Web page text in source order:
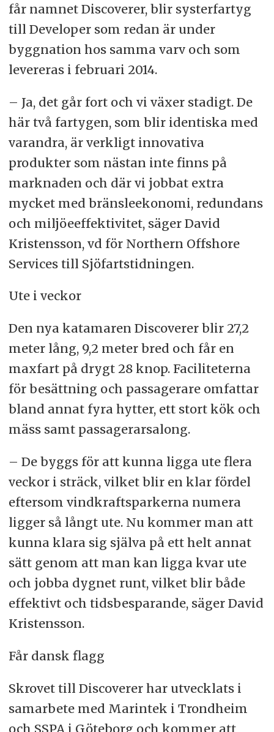
får namnet Discoverer, blir systerfartyg
till Developer som redan är under
byggnation hos samma varv och som
levereras i februari 2014.
– Ja, det går fort och vi växer stadigt. De
här två fartygen, som blir identiska med
varandra, är verkligt innovativa
produkter som nästan inte finns på
marknaden och där vi jobbat extra
mycket med bränsleekonomi, redundans
och miljöeeffektivitet, säger David
Kristensson, vd för Northern Offshore
Services till Sjöfartstidningen.
Ute i veckor
Den nya katamaren Discoverer blir 27,2
meter lång, 9,2 meter bred och får en
maxfart på drygt 28 knop. Faciliteterna
för besättning och passagerare omfattar
bland annat fyra hytter, ett stort kök och
mäss samt passagerarsalong.
– De byggs för att kunna ligga ute flera
veckor i sträck, vilket blir en klar fördel
eftersom vindkraftsparkerna numera
ligger så långt ute. Nu kommer man att
kunna klara sig själva på ett helt annat
sätt genom att man kan ligga kvar ute
och jobba dygnet runt, vilket blir både
effektivt och tidsbesparande, säger David
Kristensson.
Får dansk flagg
Skrovet till Discoverer har utvecklats i
samarbete med Marintek i Trondheim
och SSPA i Göteborg och kommer att